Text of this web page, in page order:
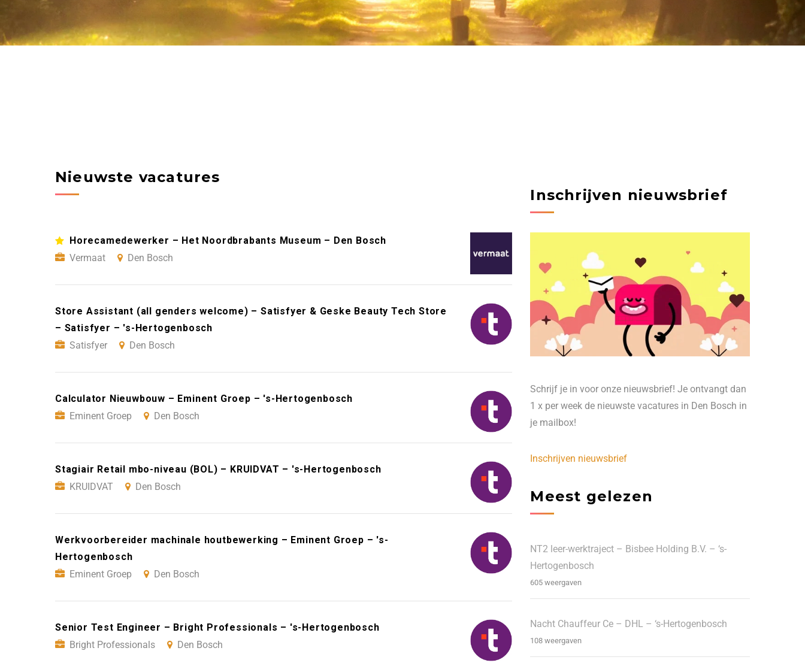
Nieuwste vacatures
Horecamedewerker – Het Noordbrabants Museum – Den Bosch
Vermaat
Den Bosch
Store Assistant (all genders welcome) – Satisfyer & Geske Beauty Tech Store
– Satisfyer – 's-Hertogenbosch
Satisfyer
Den Bosch
Calculator Nieuwbouw – Eminent Groep – 's-Hertogenbosch
Eminent Groep
Den Bosch
Stagiair Retail mbo-niveau (BOL) – KRUIDVAT – 's-Hertogenbosch
KRUIDVAT
Den Bosch
Werkvoorbereider machinale houtbewerking – Eminent Groep – 's-
Hertogenbosch
Eminent Groep
Den Bosch
Senior Test Engineer – Bright Professionals – 's-Hertogenbosch
Bright Professionals
Den Bosch
Inschrijven nieuwsbrief
Schrijf je in voor onze nieuwsbrief! Je ontvangt dan
1 x per week de nieuwste vacatures in Den Bosch in
je mailbox!
Inschrijven nieuwsbrief
Meest gelezen
NT2 leer-werktraject – Bisbee Holding B.V. – ‘s-
Hertogenbosch
605 weergaven
Nacht Chauffeur Ce – DHL – ‘s-Hertogenbosch
108 weergaven